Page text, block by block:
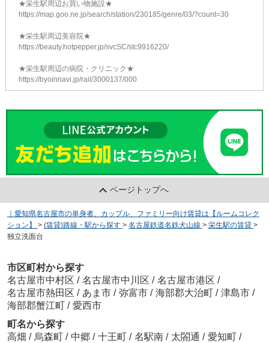
★栄生駅周辺お買い物施設★
https://map.goo.ne.jp/search/station/230185/genre/03/?count=30
★栄生駅周辺美容院★
https://beauty.hotpepper.jp/svcSC/stc9916220/
★栄生駅周辺の病院・クリニック★
https://byoinnavi.jp/rail/3000137/000
ページトップへ
｜愛知県名古屋市の単身者、カップル、ファミリー向け賃貸は【ルームコレク
ション】
> (賃貸)路線・駅から探す > 名古屋鉄道名鉄犬山線 > 栄生駅の賃貸 >
独立洗面台
市区町村から探す
名古屋市中村区 / 名古屋市中川区 / 名古屋市港区 /
名古屋市熱田区 / あま市 / 弥富市 / 海部郡大治町 / 津島市 /
海部郡蟹江町 / 愛西市
町名から探す
高畑 / 烏森町 / 中郷 / 十王町 / 名駅南 / 太閤通 / 愛知町 /